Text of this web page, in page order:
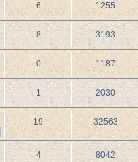
6 1255
8 3193
0 1187
1 2030
19 32563
4 8042